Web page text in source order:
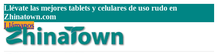
Llévate las mejores tablets y celulares de uso rudo en
Zhinatown.com
Llámanos